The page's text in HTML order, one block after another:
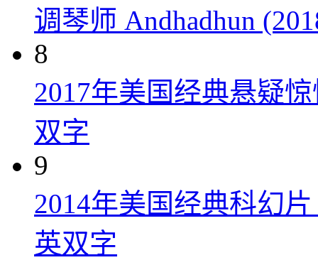
调琴师 Andhadhun
8
2017年美国经典悬疑
双字
9
2014年美国经典科幻
英双字